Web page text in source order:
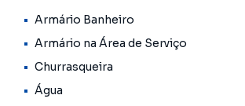
Armário Banheiro
Armário na Área de Serviço
Churrasqueira
Água